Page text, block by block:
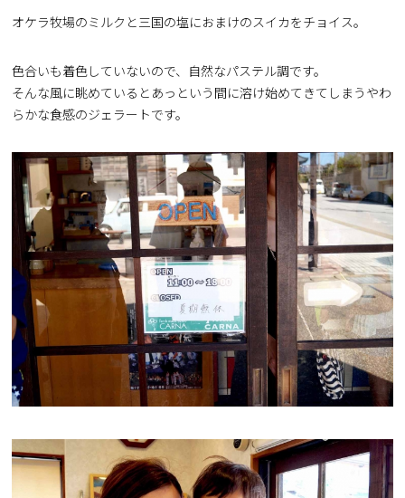
オケラ牧場のミルクと三国の塩におまけのスイカをチョイス。
色合いも着色していないので、自然なパステル調です。
そんな風に眺めているとあっという間に溶け始めてきてしまうやわ
らかな食感のジェラートです。